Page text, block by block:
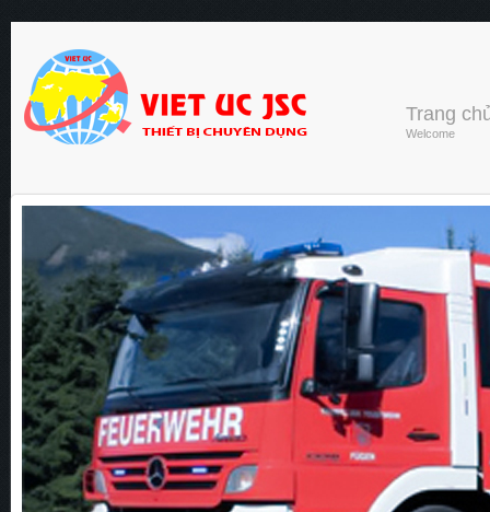
Trang
Welcome